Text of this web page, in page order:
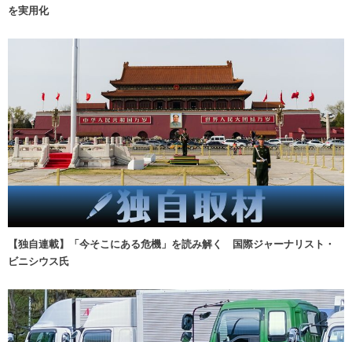
を実用化
【独自連載】「今そこにある危機」を読み解く 国際ジャーナリスト・
ビニシウス氏